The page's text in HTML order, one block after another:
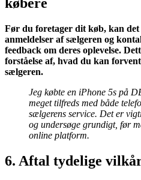
Før du foretager dit køb, kan
anmeldelser af sælgeren og
feedback om deres oplevelse.
forståelse af, hvad du kan
sælgeren.
Jeg købte en iPhone 5s på
meget tilfreds med både
sælgerens service. Det er
og undersøge grundigt, før
online platform.
6. Aftal tydelige